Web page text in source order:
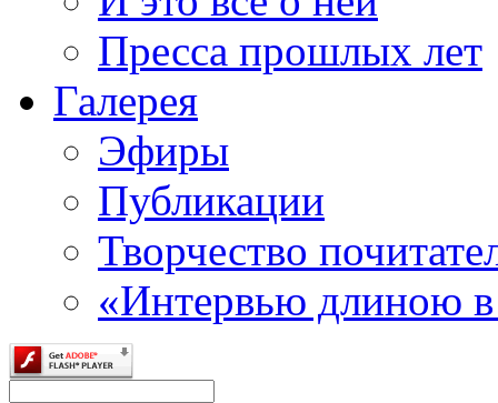
Пресса прошлых лет
Галерея
Эфиры
Публикации
Творчество
«Интервью длиною